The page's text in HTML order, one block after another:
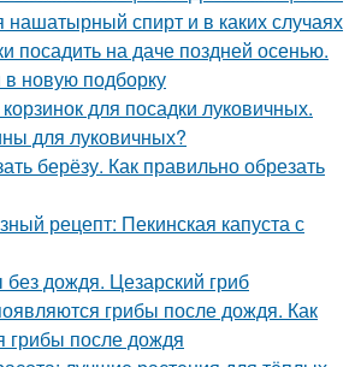
нашатырный спирт и в каких случаях
посадить на даче поздней осенью.
новую подборку
для посадки луковичных.
для луковичных?
берёзу. Как правильно обрезать
рецепт: Пекинская капуста с
без дождя. Цезарский гриб
грибы после дождя. Как
грибы после дождя